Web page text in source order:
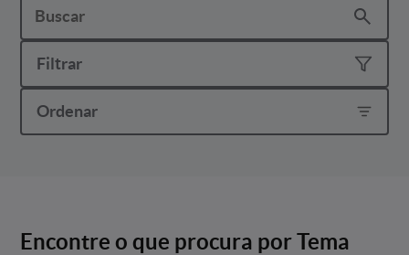
Filtrar
Ordenar
Encontre o que procura por Tema